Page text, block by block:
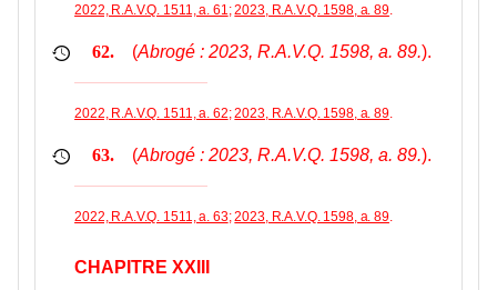
2022, R.A.V.Q. 1511, a. 61 ;2023, R.A.V.Q. 1598, a. 89.
62. (Abrogé : 2023, R.A.V.Q. 1598, a. 89.).
2022, R.A.V.Q. 1511, a. 62;2023, R.A.V.Q. 1598, a. 89.
63. (Abrogé : 2023, R.A.V.Q. 1598, a. 89.).
2022, R.A.V.Q. 1511, a. 63;2023, R.A.V.Q. 1598, a. 89.
CHAPITRE XXIII